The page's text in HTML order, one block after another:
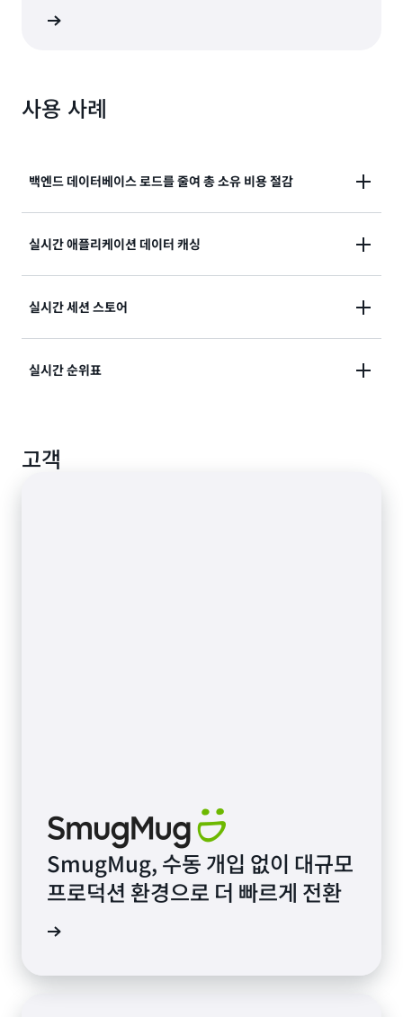
사용 사례
백엔드 데이터베이스 로드를 줄여 총 소유 비용 절감
데이터를 캐시하고 데이터베이스 I/O를 오프로드하
여 운영 부담을 줄이고 비용을 절감하며 데이터베이
스 및 애플리케이션 성능을 개선합니다.
실시간 애플리케이션 데이터 캐싱
마이크로초의 응답 시간과 높은 처리량을 위해 자주
사용하는 데이터를 메모리에 저장하여 초당 수억 개
의 작업을 지원합니다.
실시간 세션 스토어
임시 세션 데이터를 저장하여 마이크로초의 응답 시
실시간 순위표
발을 간소화합니다.
고객
SmugMug, 수동 개입 없이 대규모
프로덕션 환경으로 더 빠르게 전환